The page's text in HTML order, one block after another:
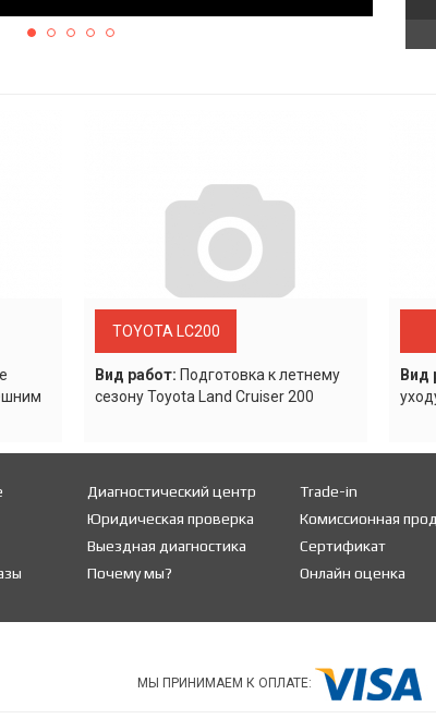
TOYOTA LC200
Вид работ: Подготовка к летнему
сезону Toyota Land Cruiser 200
Вид
Диагностический центр
Юридическая проверка
Выездная диагностика
Почему мы?
Trade-in
Комиссионная
Сертификат
Онлайн оценка
МЫ ПРИНИМАЕМ К ОПЛАТЕ: